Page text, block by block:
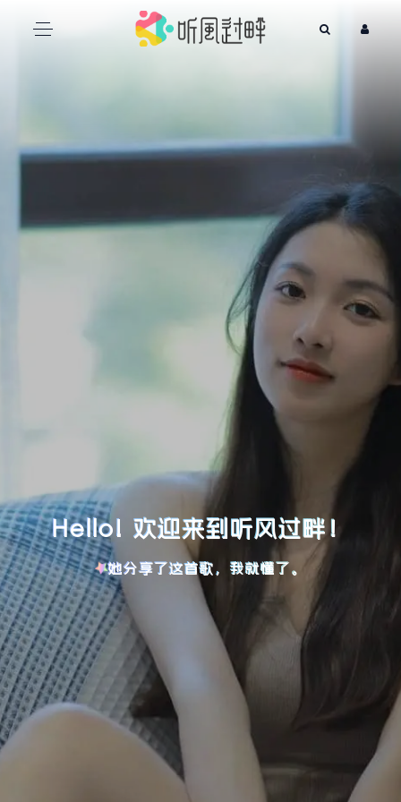
Hello! 欢迎来到听风过畔！
她分享了这首歌，我就懂了。